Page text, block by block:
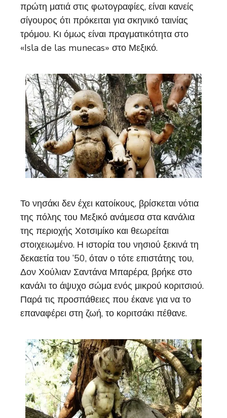
πρώτη ματιά στις φωτογραφίες, είναι κανείς
σίγουρος ότι πρόκειται για σκηνικό ταινίας
τρόμου. Κι όμως είναι πραγματικότητα στο
«Isla de las munecas» στο Μεξικό.
Το νησάκι δεν έχει κατοίκους, βρίσκεται νότια
της πόλης του Μεξικό ανάμεσα στα κανάλια
της περιοχής Χοτσιμίκο και θεωρείται
στοιχειωμένο. Η ιστορία του νησιού ξεκινά τη
δεκαετία του ’50, όταν ο τότε επιστάτης του,
Δον Χούλιαν Σαντάνα Μπαρέρα, βρήκε στο
κανάλι το άψυχο σώμα ενός μικρού κοριτσιού.
Παρά τις προσπάθειες που έκανε για να το
επαναφέρει στη ζωή, το κοριτσάκι πέθανε.